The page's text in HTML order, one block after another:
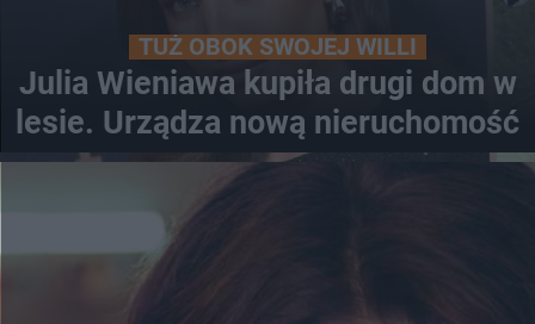
TUŻ OBOK SWOJEJ WILLI
Julia Wieniawa kupiła drugi dom w
lesie. Urządza nową nieruchomość